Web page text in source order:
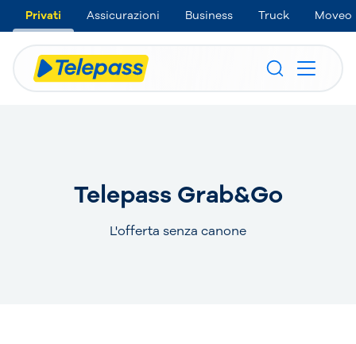
Privati Assicurazioni Business Truck Moveo
Telepass Grab&Go
L'offerta senza canone